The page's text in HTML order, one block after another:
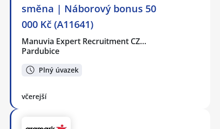
směna | Náborový bonus 50
000 Kč (A11641)
Manuvia Expert Recruitment CZ…
Pardubice
Plný úvazek
včerejší